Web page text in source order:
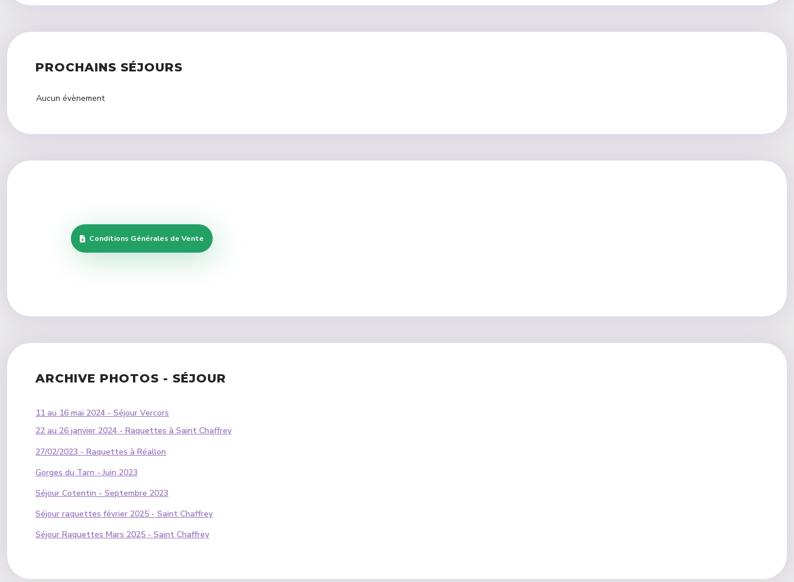
PROCHAINS SÉJOURS
Aucun évènement
Conditions Générales de Vente
ARCHIVE PHOTOS - SÉJOUR
11 au 16 mai 2024 - Séjour Vercors
22 au 26 janvier 2024 - Raquettes à Saint Chaffrey
27/02/2023 - Raquettes à Réallon
Gorges du Tarn - Juin 2023
Séjour Cotentin - Septembre 2023
Séjour raquettes février 2025 - Saint Chaffrey
Séjour Raquettes Mars 2025 - Saint Chaffrey